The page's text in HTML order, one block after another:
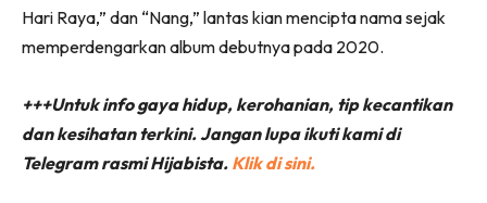
Hari Raya,” dan “Nang,” lantas kian mencipta nama sejak
memperdengarkan album debutnya pada 2020.
+++Untuk info gaya hidup, kerohanian, tip kecantikan
dan kesihatan terkini. Jangan lupa ikuti kami di
Telegram rasmi Hijabista. Klik di sini.